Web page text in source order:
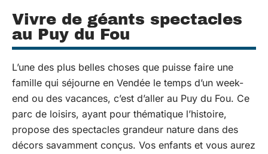
Vivre de géants spectacles
au Puy du Fou
L’une des plus belles choses que puisse faire une
famille qui séjourne en Vendée le temps d’un week-
end ou des vacances, c’est d’aller au Puy du Fou. Ce
parc de loisirs, ayant pour thématique l’histoire,
propose des spectacles grandeur nature dans des
décors savamment conçus. Vos enfants et vous aurez